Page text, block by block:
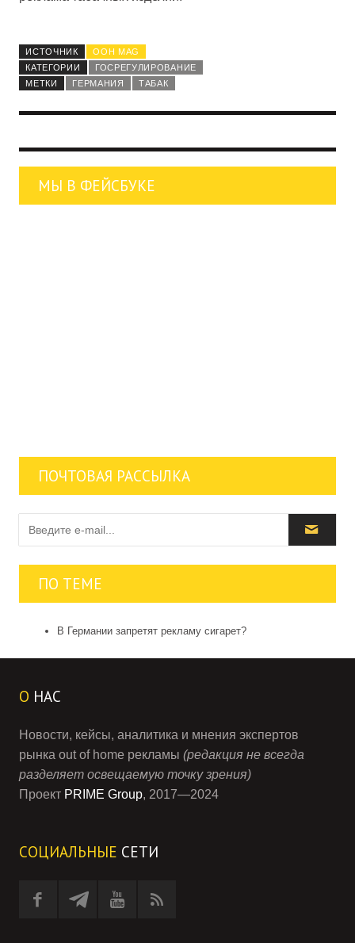
ИСТОЧНИК
OOH MAG
КАТЕГОРИИ
ГОСРЕГУЛИРОВАНИЕ
МЕТКИ
ГЕРМАНИЯ ТАБАК
МЫ В ФЕЙСБУКЕ
ПОЧТОВАЯ РАССЫЛКА
ПО ТЕМЕ
В Германии запретят рекламу сигарет?
О НАС
Новости, кейсы, аналитика и мнения экспертов
рынка out of home рекламы (редакция не всегда
разделяет освещаемую точку зрения)
Проект PRIME Group, 2017—2024
СОЦИАЛЬНЫЕ СЕТИ